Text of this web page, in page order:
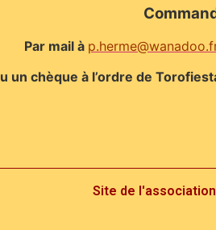
Par mail à
chèque à l’ordre de
Site de l'association